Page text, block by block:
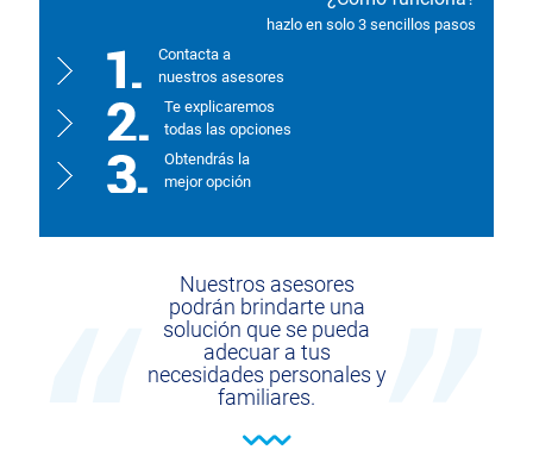
hazlo en solo 3 sencillos pasos
Contacta a
nuestros asesores
Te explicaremos
todas las opciones
Obtendrás la
mejor opción
Nuestros asesores
podrán brindarte una
solución que se pueda
adecuar a tus
necesidades personales y
familiares.